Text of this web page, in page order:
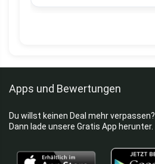
Apps und Bewertungen
Du willst keinen Deal mehr verpassen?
Dann lade unsere Gratis App herunter.